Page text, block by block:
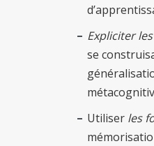
Expliciter
se
Utiliser les